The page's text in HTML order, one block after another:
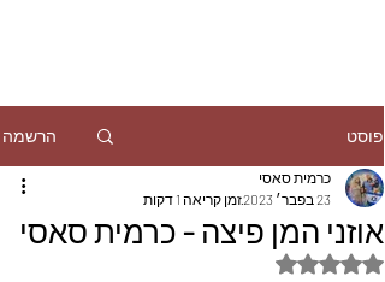
פוסט הרשמה
אוזני המן פיצה - כרמית סאסי
כרמית סאסי
23 בפבר׳ 2023
זמן קריאה 1 דקות
דירוג של NaN מתוך 5 כוכבים